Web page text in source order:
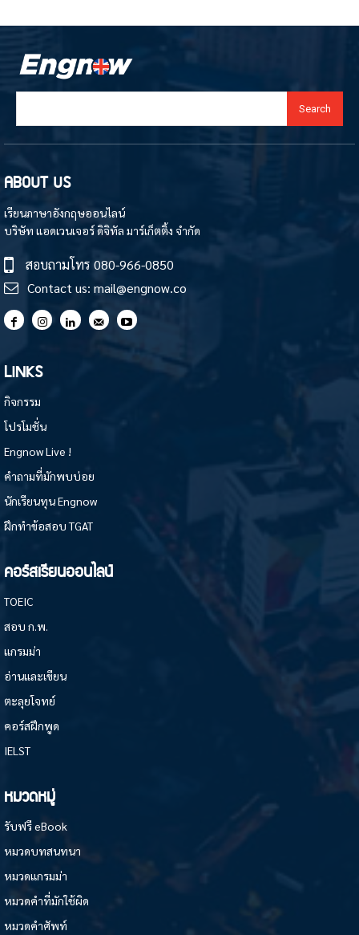
Search
ABOUT US
เรียนภาษาอังกฤษออนไลน์
บริษัท แอดเวนเจอร์ ดิจิทัล มาร์เก็ตติ้ง จำกัด
สอบถามโทร 080-966-0850
Contact us: mail@engnow.co
LINKS
กิจกรรม
โปรโมชั่น
Engnow Live !
คำถามที่มักพบบ่อย
นักเรียนทุน Engnow
ฝึกทำข้อสอบ TGAT
คอร์สเรียนออนไลน์
TOEIC
สอบ ก.พ.
แกรมม่า
อ่านและเขียน
ตะลุยโจทย์
คอร์สฝึกพูด
IELST
หมวดหมู่
รับฟรี eBook
หมวดบทสนทนา
หมวดแกรมม่า
หมวดคำที่มักใช้ผิด
หมวดคำศัพท์